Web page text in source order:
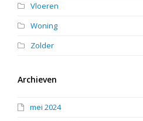
Vloeren
Woning
Zolder
Archieven
mei 2024